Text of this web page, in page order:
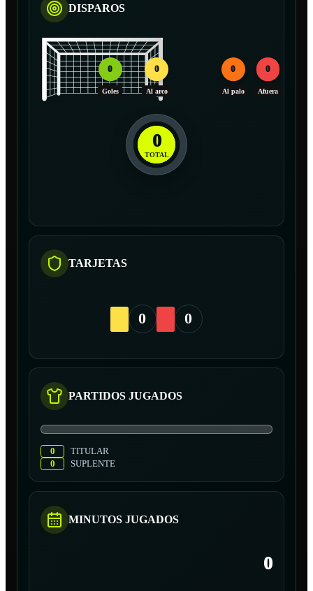
DISPAROS
0
Goles
0
Al arco
0
Al palo
0
Afuera
0
TOTAL
TARJETAS
0 0
PARTIDOS JUGADOS
0
TITULAR
0
SUPLENTE
MINUTOS JUGADOS
0